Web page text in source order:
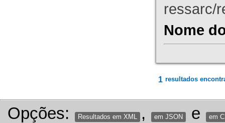
ressarc/
Nome
1 resultados
Opções: Resultados em XML , em JSON e em